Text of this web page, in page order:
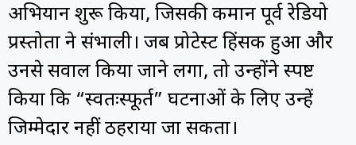
अभियान शुरू किया, जिसकी कमान पूर्व रेडियो
प्रस्तोता ने संभाली। जब प्रोटेस्ट हिंसक हुआ और
उनसे सवाल किया जाने लगा, तो उन्होंने स्पष्ट
किया कि “स्वतःस्फूर्त” घटनाओं के लिए उन्हें
जिम्मेदार नहीं ठहराया जा सकता।